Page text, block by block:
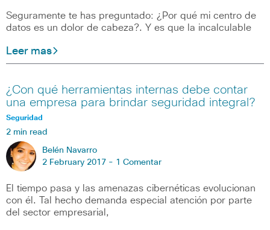
Seguramente te has preguntado: ¿Por qué mi centro de
datos es un dolor de cabeza?. Y es que la incalculable
Leer mas
¿Con qué herramientas internas debe contar
una empresa para brindar seguridad integral?
Seguridad
2 min read
Belén Navarro
2 February 2017 - 1 Comentar
El tiempo pasa y las amenazas cibernéticas evolucionan
con él. Tal hecho demanda especial atención por parte
del sector empresarial,